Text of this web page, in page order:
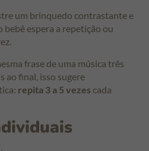
um brinquedo contrastante e
bebê espera a repetição ou
frase de uma música três
ao final, isso sugere
repita 3 a 5 vezes cada